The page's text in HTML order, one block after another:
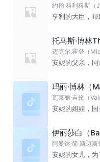
约翰·科利科斯
亨利的大臣，
托马斯·博林
迈克尔.霍登（
安妮的父亲，
玛丽·博林（
瓦莱丽·吉伦（
安妮的姐姐，
伊丽莎白（
阿曼达·简·斯迈
安妮的女儿，